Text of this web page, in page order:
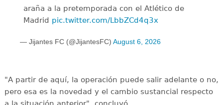
araña a la pretemporada con el Atlético de
Madrid pic.twitter.com/LbbZCd4q3x
— Jijantes FC (@JijantesFC) August 6, 2026
"A partir de aquí, la operación puede salir adelante o no,
pero esa es la novedad y el cambio sustancial respecto